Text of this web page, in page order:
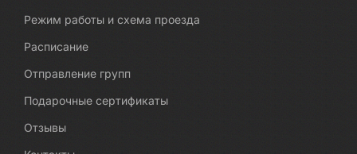
Режим работы и схема проезда
Расписание
Отправление групп
Подарочные сертификаты
Отзывы